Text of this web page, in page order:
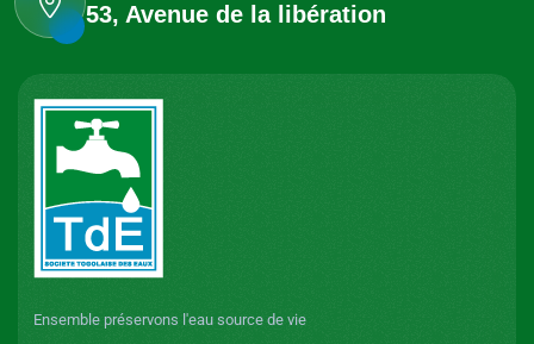
53, Avenue de la libération
Ensemble préservons l'eau source de vie